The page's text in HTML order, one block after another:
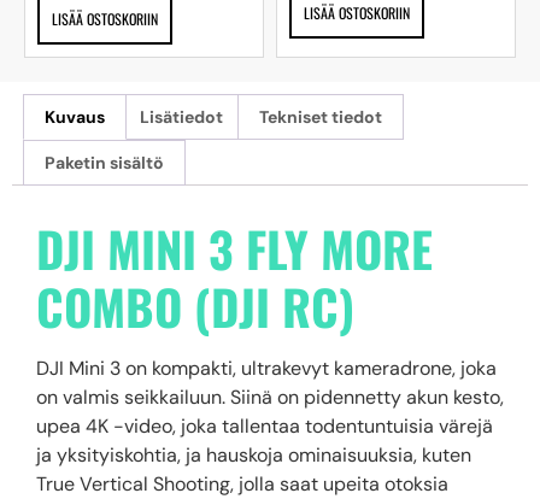
LISÄÄ OSTOSKORIIN LISÄÄ OSTOSKORIIN
Kuvaus Lisätiedot Tekniset tiedot
Paketin sisältö
DJI MINI 3 FLY MORE
COMBO (DJI RC)
DJI Mini 3 on kompakti, ultrakevyt kameradrone, joka
on valmis seikkailuun. Siinä on pidennetty akun kesto,
upea 4K -video, joka tallentaa todentuntuisia värejä
ja yksityiskohtia, ja hauskoja ominaisuuksia, kuten
True Vertical Shooting, jolla saat upeita otoksia